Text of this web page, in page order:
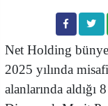
Net Holding
2025 yılında
alanlarında